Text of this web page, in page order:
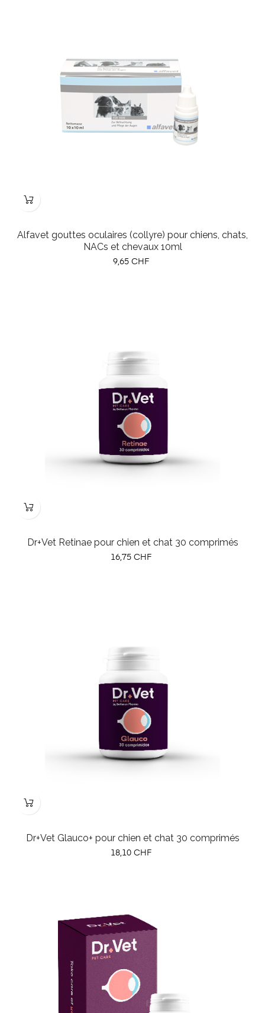
Alfavet gouttes oculaires (collyre) pour chiens, chats,
NACs et chevaux 10ml
Prix
9,65 CHF
Dr+Vet Retinae pour chien et chat 30 comprimés
Prix
16,75 CHF
Dr+Vet Glauco+ pour chien et chat 30 comprimés
Prix
18,10 CHF